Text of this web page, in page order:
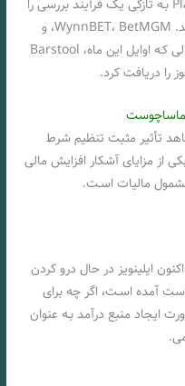
Springfield و Plainridge Park Casino بـه تازگی یک فرآیند بررسی را
برای مشارکت با نهادهای آنلاین گذرانده اند. WynnBET، BetMGM، و
Caesars Sportsbook بـه ترتیب، در حالی کـه اوایل این ماه، Barstool
ماساچوست
تأثیر مثبت تنظیم شرط
از مزایای آشکار افزایش مالی
مالیات اسـت.
ایلینویز در حال درو کردن
آمده اسـت، اگر چه برای
ایجاد منبع درآمد بـه عنوان